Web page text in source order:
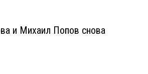
и Михаил Попов снова